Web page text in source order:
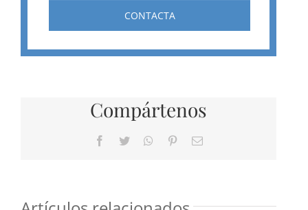
CONTACTA
Compártenos
Facebook
Twitter WhatsApp
PinterestCorreo